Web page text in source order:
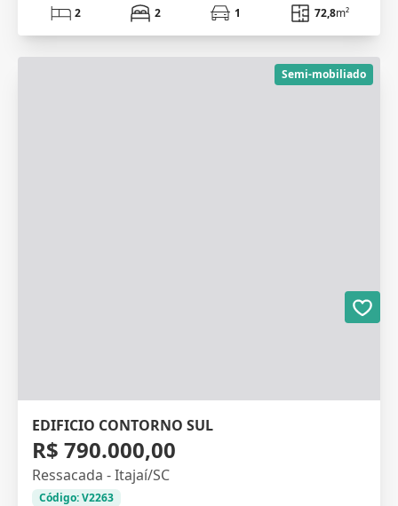
2 2 1 72,8m²
Semi-mobiliado
EDIFICIO CONTORNO SUL
R$ 790.000,00
Ressacada - Itajaí/SC
Código: V2263